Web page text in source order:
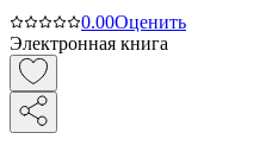
0.00Оценить
Электронная книга